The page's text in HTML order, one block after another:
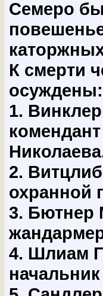
Семеро
К смерти
осуждены:
1.
2.
охранной
3. Бютнер
4. Шлиам